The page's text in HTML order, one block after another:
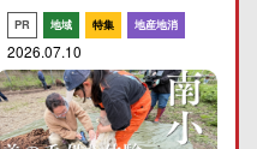
PR 地域 特集 地産地消
2026.07.10